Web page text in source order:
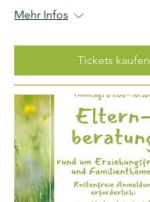
Mehr Infos
Tickets kaufen